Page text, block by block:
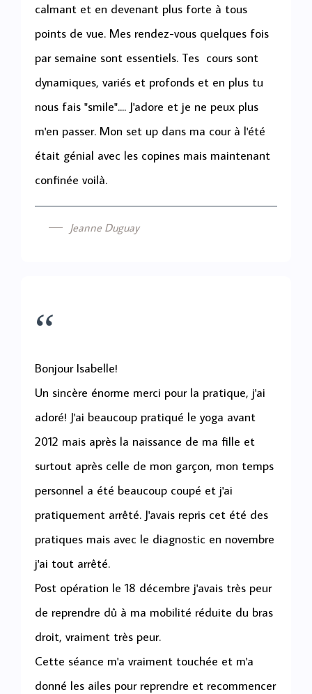
calmant et en devenant plus forte à tous
points de vue. Mes rendez-vous quelques fois
par semaine sont essentiels. Tes cours sont
dynamiques, variés et profonds et en plus tu
nous fais "smile".... J'adore et je ne peux plus
m'en passer. Mon set up dans ma cour à l'été
était génial avec les copines mais maintenant
confinée voilà.
Jeanne Duguay
“
Bonjour Isabelle!
Un sincère énorme merci pour la pratique, j'ai
adoré! J'ai beaucoup pratiqué le yoga avant
2012 mais après la naissance de ma fille et
surtout après celle de mon garçon, mon temps
personnel a été beaucoup coupé et j'ai
pratiquement arrêté. J'avais repris cet été des
pratiques mais avec le diagnostic en novembre
j'ai tout arrêté.
Post opération le 18 décembre j'avais très peur
de reprendre dû à ma mobilité réduite du bras
droit, vraiment très peur.
Cette séance m'a vraiment touchée et m'a
donné les ailes pour reprendre et recommencer